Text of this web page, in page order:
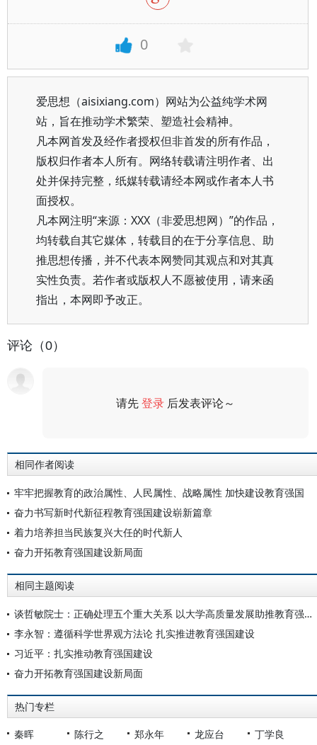
0
爱思想（aisixiang.com）网站为公益纯学术网
站，旨在推动学术繁荣、塑造社会精神。
凡本网首发及经作者授权但非首发的所有作品，
版权归作者本人所有。网络转载请注明作者、出
处并保持完整，纸媒转载请经本网或作者本人书
面授权。
凡本网注明“来源：XXX（非爱思想网）”的作品，
均转载自其它媒体，转载目的在于分享信息、助
推思想传播，并不代表本网赞同其观点和对其真
实性负责。若作者或版权人不愿被使用，请来函
指出，本网即予改正。
评论（0）
请先登录 后发表评论～
相同作者阅读
牢牢把握教育的政治属性、人民属性、战略属性 加快建设教育强国
奋力书写新时代新征程教育强国建设崭新篇章
着力培养担当民族复兴大任的时代新人
奋力开拓教育强国建设新局面
相同主题阅读
谈哲敏院士：正确处理五个重大关系 以大学高质量发展助推教育强国建设
李永智：遵循科学世界观方法论 扎实推进教育强国建设
习近平：扎实推动教育强国建设
奋力开拓教育强国建设新局面
热门专栏
秦晖 陈行之 郑永年 龙应台 丁学良